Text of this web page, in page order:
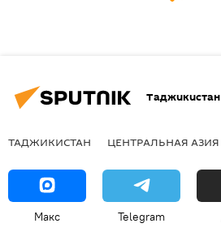
Таджикистан
ТАДЖИКИСТАН ЦЕНТРАЛЬНАЯ АЗИЯ
Макс Telegram